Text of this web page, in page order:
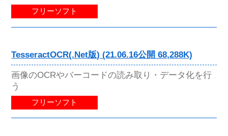
フリーソフト
TesseractOCR(.Net版) (21.06.16公開 68,288K)
画像のOCRやバーコードの読み取り・データ化を行
う
フリーソフト